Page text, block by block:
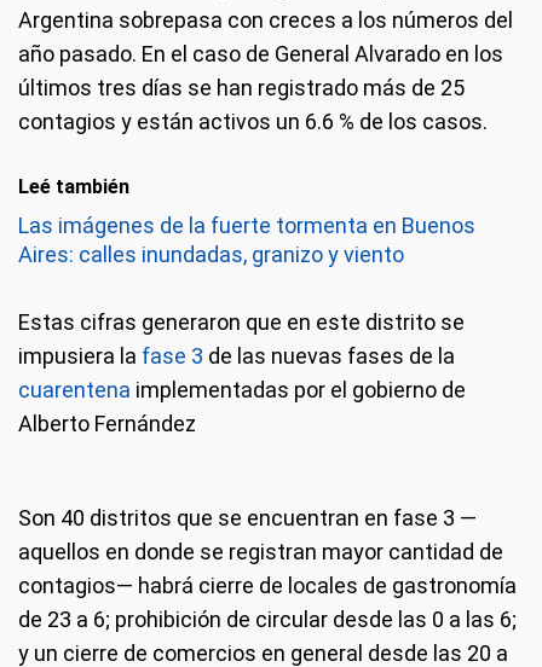
Argentina sobrepasa con creces a los números del
año pasado. En el caso de General Alvarado en los
últimos tres días se han registrado más de 25
contagios y están activos un 6.6 % de los casos.
Leé también
Las imágenes de la fuerte tormenta en Buenos
Aires: calles inundadas, granizo y viento
Estas cifras generaron que en este distrito se
impusiera la fase 3 de las nuevas fases de la
cuarentena implementadas por el gobierno de
Alberto Fernández
Son 40 distritos que se encuentran en fase 3 —
aquellos en donde se registran mayor cantidad de
contagios— habrá cierre de locales de gastronomía
de 23 a 6; prohibición de circular desde las 0 a las 6;
y un cierre de comercios en general desde las 20 a